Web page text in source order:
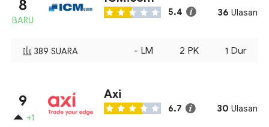
8
BARU
5.4 36 Ulasan
389 SUARA - LM 2 PK 1 Dur
9
+1
Axi
6.7 30 Ulasan